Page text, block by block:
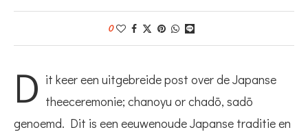
0
D it keer een uitgebreide post over de Japanse
theeceremonie; chanoyu or chadō, sadō
genoemd. Dit is een eeuwenoude Japanse traditie en